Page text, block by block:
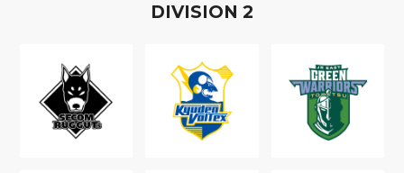
DIVISION 2